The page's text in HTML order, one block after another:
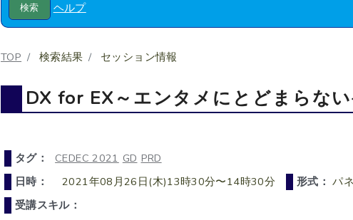
ヘルプ
TOP 検索結果 セッション情報
DX for EX～エンタメにとどまらな
タグ： CEDEC 2021 GD PRD
日時：
2021年08月26日(木)13時30分〜14時30分 形式：パ
受講スキル：